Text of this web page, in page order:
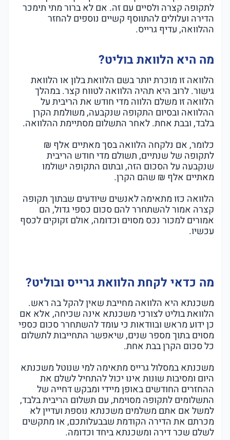
לתקופה קצרה ולסיים עם זה. אם לא ברור מתי תימכר
הדירה ועלולים להתווסף קשיים נוספים להחזר
ההלוואה, עדיף גרייס.
מה היא הלוואת בוליט?
הלוואה זו מוכרת יותר בשם הלוואת בלון או הלוואת
גישור. לרוב היא תהיה הלוואה לטווח קצר. במהלך
הלוואה זו משלם הלווה מדי חודש את הריבית על
ההלוואה ובסיום התקופה שנקבעה, משולמת הקרן
בלבד, ובבת אחת. לאחר התשלום מסתיימת ההלוואה.
כלומר, אם נלקחה הלוואה בסך מאתיים אלף ₪
לתקופה של שנתיים, תשולם מדי חודש הריבית
שנקבעה על הסכום הזה, ובתום התקופה ישולמו
מאתיים אלף ₪ שהם הקרן.
הלוואה כזו מתאימה לאנשים שיודעים שבתוך תקופה
קצרה אמור להשתחרר להם סכום כספי גדול, הם
אמורים למכור נכס מסוים וכדומה, אולם זקוקים לכסף
עכשיו.
מה כדאי לקחת הלוואת גרייס ובוליט?
משכנתא היא הלוואה מחייבת שאין להקל בה ראש.
הלוואת בוליט לצורכי משכנתא אינה שכיחה, אלא אם
כן ידוע מראש ובוודאות כי עומד להשתחרר סכום כספי
מסוים בתוך מספר שנים, שיאפשר התחייבות לתשלום
כל סכום הקרן בבת אחת.
משכנתא במסלול גרייס מתאימה למי שנוטל משכנתא
היום ומסיבות שונות אינו יכול להתחיל לשלם את
ההחזרים החודשים באופן מיידי ומבקש דחייה של
התשלומים לתקופה מסוימת, עם תשלום הריבית בלבד,
למשל אם אתם משלמים משכנתא נוספת ועדיין לא
מכרתם את הדירה הקודמת שבבעלותכם, או מתקשים
לשלם שכר דירה ומשכנתא ביחד וכדומה.